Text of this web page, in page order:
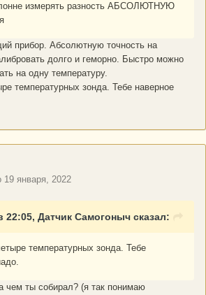
измерять разность АБСОЛЮТНУЮ
прибор. Абсолютную точность на
долго и геморно. Быстро можно
на одну температуру.
температурных зонда. Тебе наверное
19 января, 2022
22:05, Датчик Самогоныч сказал:
температурных зонда. Тебе
чем ты собирал? (я так понимаю